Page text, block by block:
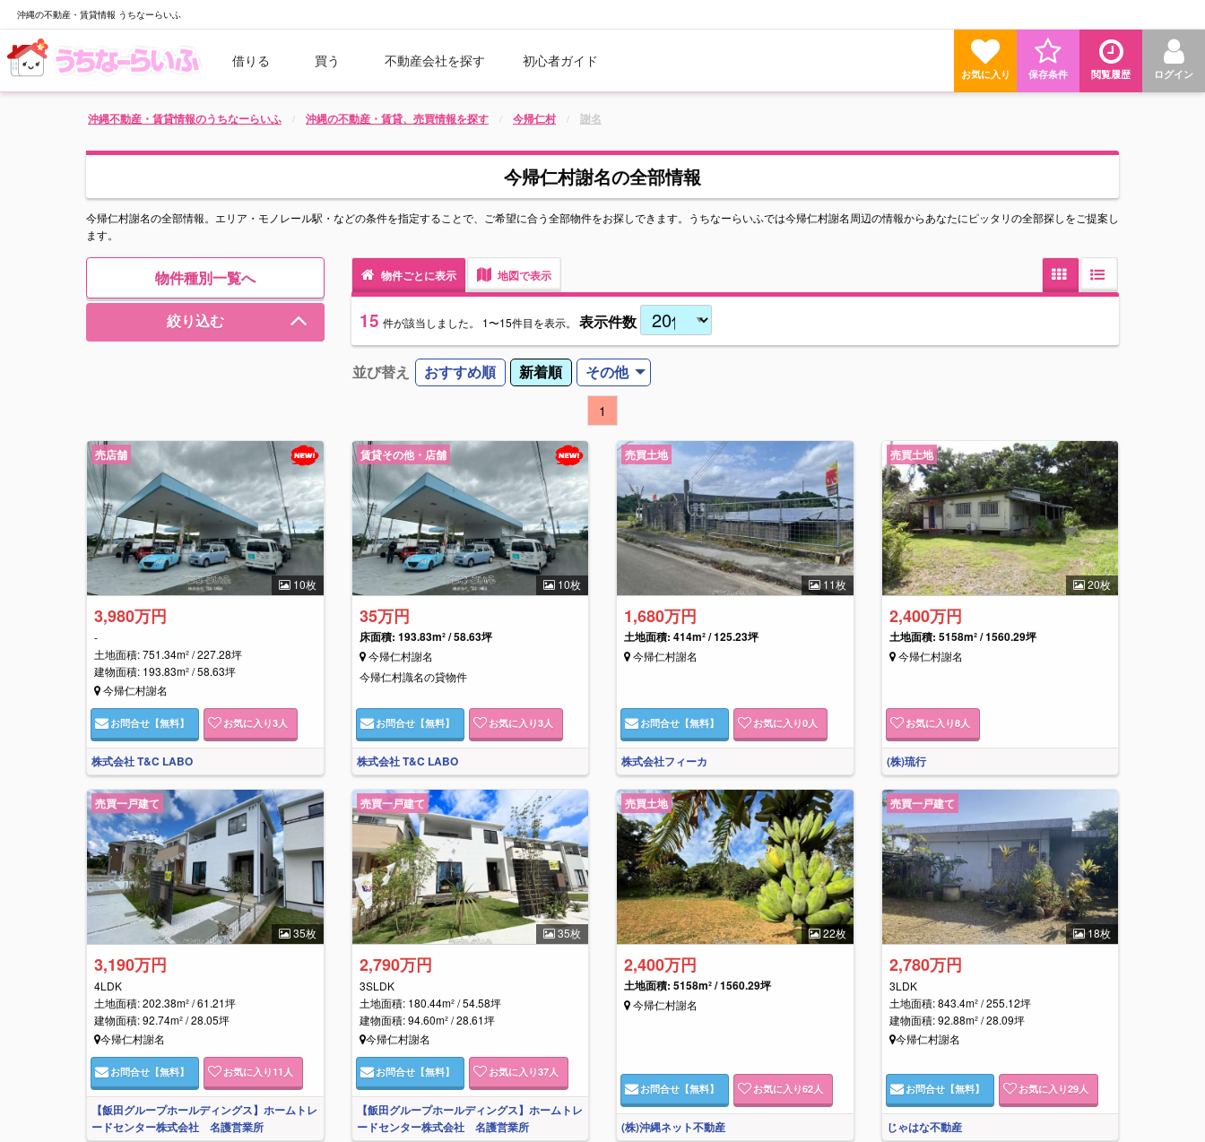
沖縄の不動産・賃貸情報 うちなーらいふ
借りる 買う 不動産会社を探す 初心者ガイド
ログイン
閲覧履歴
保存条件
お気に入り
沖縄不動産・賃貸情報のうちなーらいふ 沖縄の不動産・賃貸、売買情報を探す 今帰仁村 謝名
今帰仁村謝名の全部情報
今帰仁村謝名の全部情報。エリア・モノレール駅・などの条件を指定することで、ご希望に合う全部物件をお探しできます。うちなーらいふでは今帰仁村謝名周辺の情報からあなたにピッタリの全部探しをご提案し
ます。
物件種別一覧へ
絞り込む
物件ごとに表示 地図で表示
15 件が該当しました。 1〜15件目を表示。 表示件数
並び替え おすすめ順 新着順 その他
1
10枚
売店舗
3,980万円
-
土地面積: 751.34m² / 227.28坪
建物面積: 193.83m² / 58.63坪
今帰仁村謝名
お問合せ 【無料】 お気に入り3 人
株式会社 T&C LABO
10枚
賃貸その他・店舗
35万円
床面積: 193.83m² / 58.63坪
今帰仁村謝名
今帰仁村識名の貸物件
お問合せ【無料】 お気に入り3人
株式会社 T&C LABO
11枚
売買土地
1,680万円
土地面積: 414m² / 125.23坪
今帰仁村謝名
お問合せ 【無料】 お気に入り0 人
株式会社フィーカ
20枚
売買土地
2,400万円
土地面積: 5158m² / 1560.29坪
今帰仁村謝名
お気に入り8人
(株)琉行
35枚
売買一戸建て
3,190万円
4LDK
土地面積: 202.38m² / 61.21坪
建物面積: 92.74m² / 28.05坪
今帰仁村謝名
お問合せ 【無料】 お気に入り11 人
【飯田グループホールディングス】ホームトレ
ードセンター株式会社 名護営業所
35枚
売買一戸建て
2,790万円
3SLDK
土地面積: 180.44m² / 54.58坪
建物面積: 94.60m² / 28.61坪
今帰仁村謝名
お問合せ【無料】 お気に入り37人
【飯田グループホールディングス】ホームトレ
ードセンター株式会社 名護営業所
22枚
売買土地
2,400万円
土地面積: 5158m² / 1560.29坪
今帰仁村謝名
お問合せ 【無料】 お気に入り62 人
(株)沖縄ネット不動産
18枚
売買一戸建て
2,780万円
3LDK
土地面積: 843.4m² / 255.12坪
建物面積: 92.88m² / 28.09坪
今帰仁村謝名
お問合せ【無料】 お気に入り29人
じゃはな不動産